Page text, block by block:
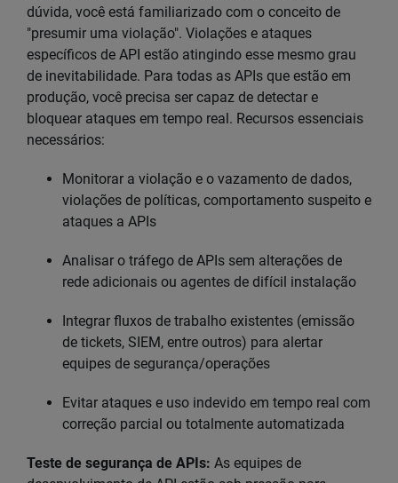
dúvida, você está familiarizado com o conceito de
"presumir uma violação". Violações e ataques
específicos de API estão atingindo esse mesmo grau
de inevitabilidade. Para todas as APIs que estão em
produção, você precisa ser capaz de detectar e
bloquear ataques em tempo real. Recursos essenciais
necessários:
Monitorar a violação e o vazamento de dados,
violações de políticas, comportamento suspeito e
ataques a APIs
Analisar o tráfego de APIs sem alterações de
rede adicionais ou agentes de difícil instalação
Integrar fluxos de trabalho existentes (emissão
de tickets, SIEM, entre outros) para alertar
equipes de segurança/operações
Evitar ataques e uso indevido em tempo real com
correção parcial ou totalmente automatizada
Teste de segurança de APIs: As equipes de